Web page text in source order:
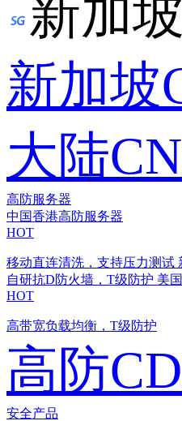
新加
新加坡
大陆
高防服务器
中国香港高防服务器
HOT
移动直连清洗，支持压力测试
自研抗D防火墙，T级防护 美
HOT
高带宽负载均衡，T级防护
高防
安全产品